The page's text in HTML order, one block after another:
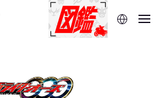
ビスを使用していま
ージは、ブラウザの翻